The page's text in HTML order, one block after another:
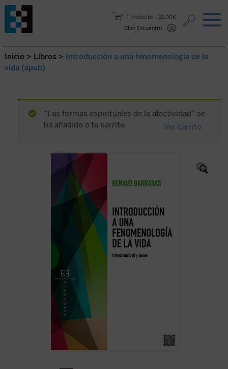
1 producto
10,00€
Club Encuentro
Saltar al contenido.
Inicio > Libros > Introducción a una fenomenología de la
vida (epub)
“Las formas espirituales de la afectividad” se
ha añadido a tu carrito.
Ver carrito